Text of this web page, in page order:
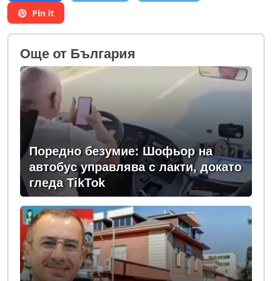
Pin it
Oще от България
Поредно безумие: Шофьор на
автобус управлява с лакти, докато
гледа TikTok